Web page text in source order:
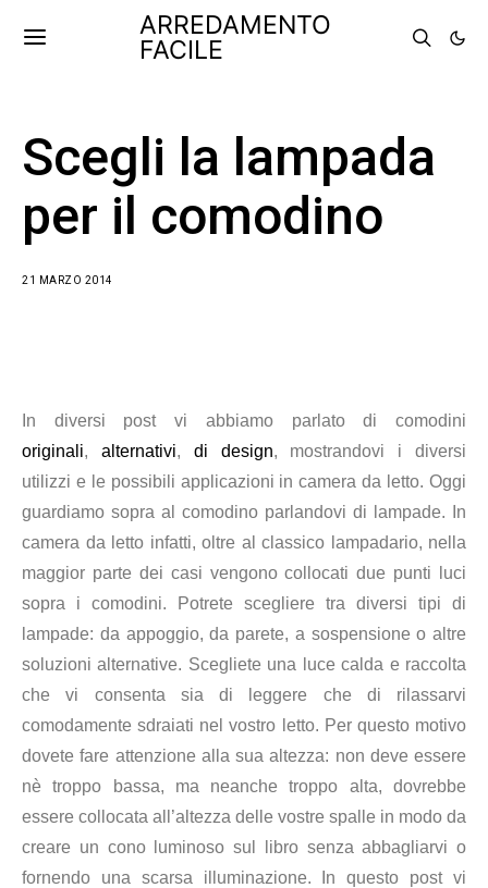
ARREDAMENTO
FACILE
Scegli la lampada
per il comodino
21 MARZO 2014
In diversi post vi abbiamo parlato di comodini
originali, alternativi, di design, mostrandovi i diversi
utilizzi e le possibili applicazioni in camera da letto. Oggi
guardiamo sopra al comodino parlandovi di lampade. In
camera da letto infatti, oltre al classico lampadario, nella
maggior parte dei casi vengono collocati due punti luci
sopra i comodini. Potrete scegliere tra diversi tipi di
lampade: da appoggio, da parete, a sospensione o altre
soluzioni alternative. Scegliete una luce calda e raccolta
che vi consenta sia di leggere che di rilassarvi
comodamente sdraiati nel vostro letto. Per questo motivo
dovete fare attenzione alla sua altezza: non deve essere
nè troppo bassa, ma neanche troppo alta, dovrebbe
essere collocata all’altezza delle vostre spalle in modo da
creare un cono luminoso sul libro senza abbagliarvi o
fornendo una scarsa illuminazione. In questo post vi